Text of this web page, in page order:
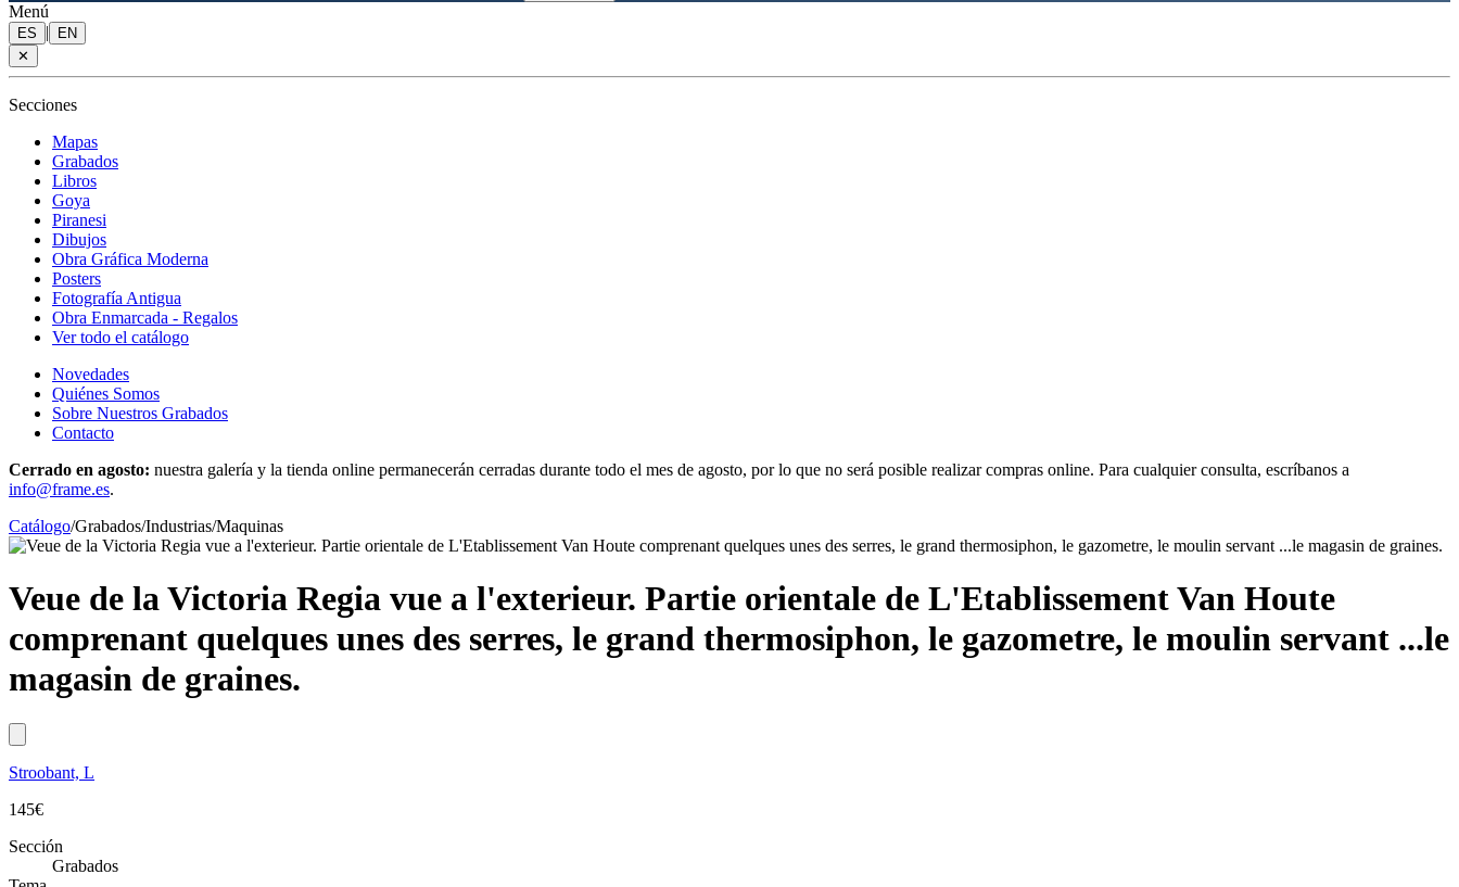
Menú
ES |
EN
✕
Secciones
Mapas
Grabados
Libros
Goya
Piranesi
Dibujos
Obra Gráfica Moderna
Posters
Fotografía Antigua
Obra Enmarcada - Regalos
Ver todo el catálogo
Novedades
Quiénes Somos
Sobre Nuestros Grabados
Contacto
Cerrado en agosto: nuestra galería y la tienda online permanecerán cerradas durante todo el mes de agosto, por lo que no será posible realizar compras online. Para cualquier consulta, escríbanos a
info@frame.es.
Catálogo/Grabados/Industrias/Maquinas
Veue de la Victoria Regia vue a l'exterieur. Partie orientale de L'Etablissement Van Houte
comprenant quelques unes des serres, le grand thermosiphon, le gazometre, le moulin servant ...le
magasin de graines.
Stroobant, L
145€
Sección
Grabados